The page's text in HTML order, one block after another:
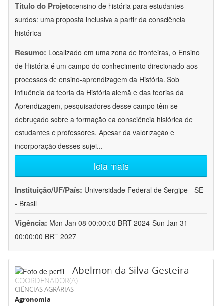
Título do Projeto:ensino de história para estudantes
surdos: uma proposta inclusiva a partir da consciência
histórica
Resumo: Localizado em uma zona de fronteiras, o Ensino
de História é um campo do conhecimento direcionado aos
processos de ensino-aprendizagem da História. Sob
influência da teoria da História alemã e das teorias da
Aprendizagem, pesquisadores desse campo têm se
debruçado sobre a formação da consciência histórica de
estudantes e professores. Apesar da valorização e
incorporação desses sujei...
leia mais
Instituição/UF/País: Universidade Federal de Sergipe - SE
- Brasil
Vigência: Mon Jan 08 00:00:00 BRT 2024-Sun Jan 31
00:00:00 BRT 2027
Abelmon da Silva Gesteira
COORDENADOR(A)
CIÊNCIAS AGRÁRIAS
Agronomia